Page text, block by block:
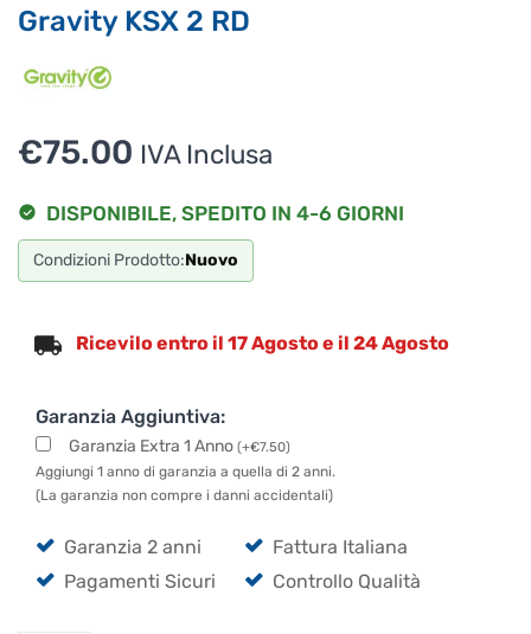
Gravity KSX 2 RD
€75.00 IVA Inclusa
DISPONIBILE, SPEDITO IN 4-6 GIORNI
Condizioni Prodotto:Nuovo
Ricevilo entro il 17 Agosto e il 24 Agosto
Garanzia Aggiuntiva:
Garanzia Extra 1 Anno (+€7.50)
Aggiungi 1 anno di garanzia a quella di 2 anni.
(La garanzia non compre i danni accidentali)
Garanzia 2 anni
Fattura Italiana
Pagamenti Sicuri
Controllo Qualità